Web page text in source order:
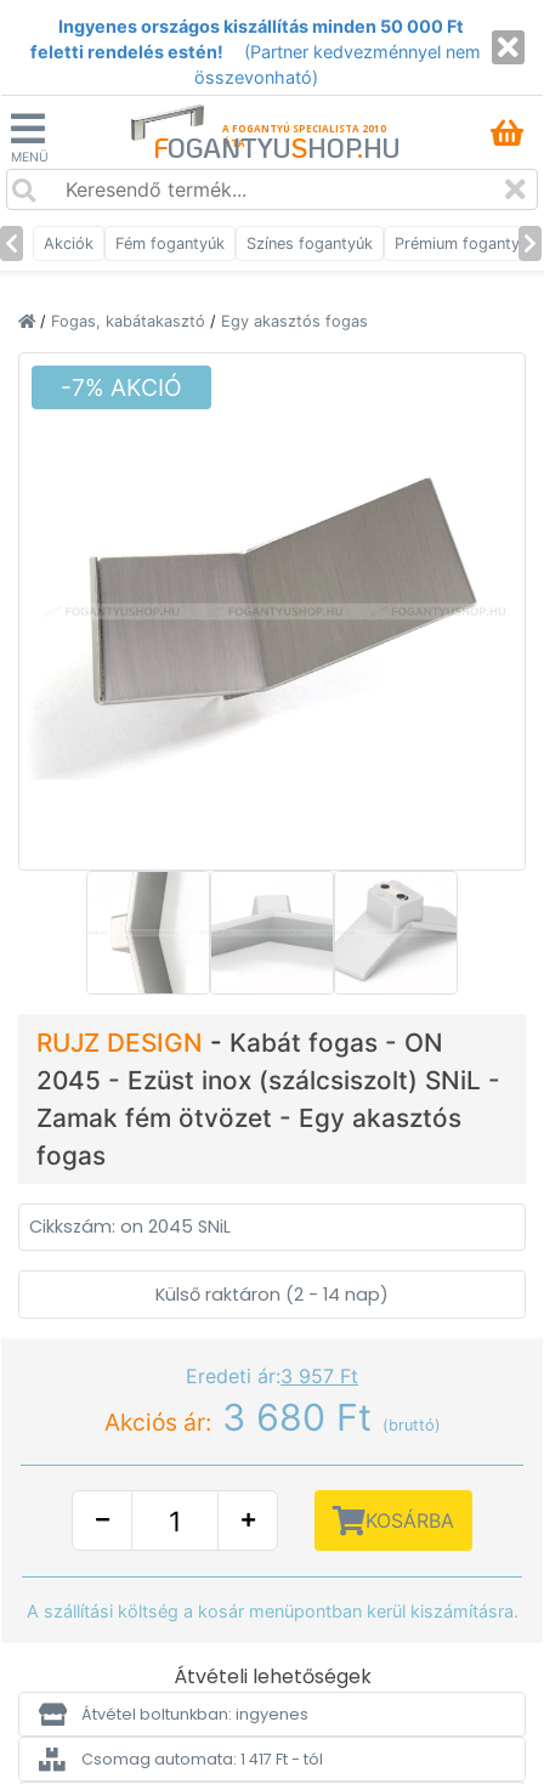
Ingyenes országos kiszállítás minden 50 000 Ft
feletti rendelés estén!
(Partner kedvezménnyel nem
összevonható)
MENÜ
A FOGANTYÚ SPECIALISTA 2010
ÓTA
FOGANTYUSHOP.HU
Akciók Fém fogantyúk Színes fogantyúk Prémium fogantyúk
/ Fogas, kabátakasztó / Egy akasztós fogas
-7% AKCIÓ
RUJZ DESIGN - Kabát fogas - ON
2045 - Ezüst inox (szálcsiszolt) SNiL -
Zamak fém ötvözet - Egy akasztós
fogas
Cikkszám: on 2045 SNiL
Külső raktáron (2 - 14 nap)
Eredeti ár:3 957 Ft
Akciós ár: 3 680 Ft (bruttó)
KOSÁRBA
A szállítási költség a kosár menüpontban kerül kiszámításra.
Átvételi lehetőségek
Átvétel boltunkban: ingyenes
Csomag automata: 1 417 Ft - tól